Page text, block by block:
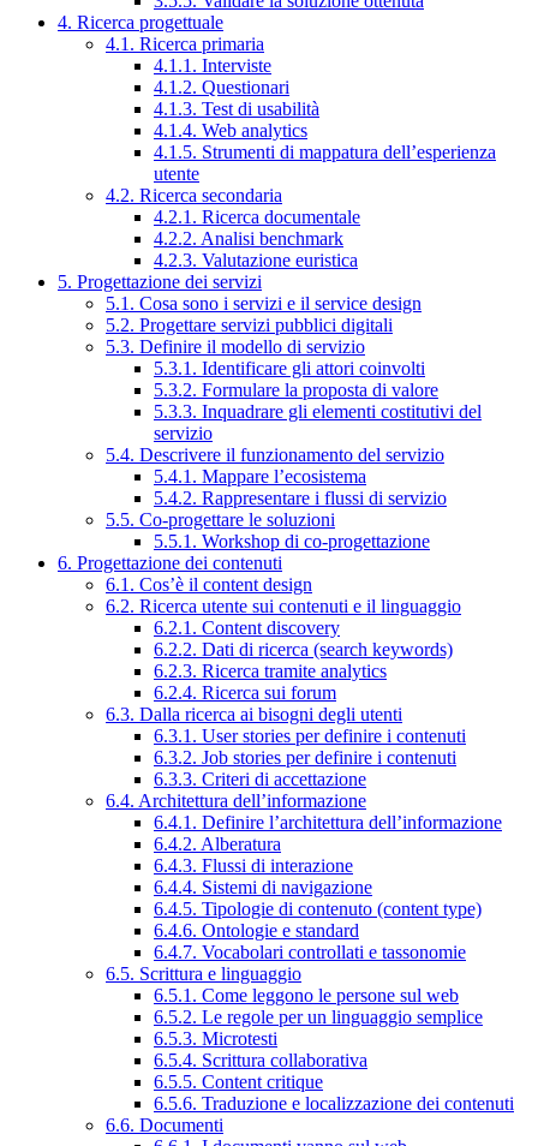
4. Ricerca progettuale
4.1. Ricerca primaria
4.1.1. Interviste
4.1.2. Questionari
4.1.3. Test di usabilità
4.1.4. Web analytics
4.1.5. Strumenti di mappatura dell’esperienza
utente
4.2. Ricerca secondaria
4.2.1. Ricerca documentale
4.2.2. Analisi benchmark
4.2.3. Valutazione euristica
5. Progettazione dei servizi
5.1. Cosa sono i servizi e il service design
5.2. Progettare servizi pubblici digitali
5.3. Definire il modello di servizio
5.3.1. Identificare gli attori coinvolti
5.3.2. Formulare la proposta di valore
5.3.3. Inquadrare gli elementi costitutivi del
servizio
5.4. Descrivere il funzionamento del servizio
5.4.1. Mappare l’ecosistema
5.4.2. Rappresentare i flussi di servizio
5.5. Co-progettare le soluzioni
5.5.1. Workshop di co-progettazione
6. Progettazione dei contenuti
6.1. Cos’è il content design
6.2. Ricerca utente sui contenuti e il linguaggio
6.2.1. Content discovery
6.2.2. Dati di ricerca (search keywords)
6.2.3. Ricerca tramite analytics
6.2.4. Ricerca sui forum
6.3. Dalla ricerca ai bisogni degli utenti
6.3.1. User stories per definire i contenuti
6.3.2. Job stories per definire i contenuti
6.3.3. Criteri di accettazione
6.4. Architettura dell’informazione
6.4.1. Definire l’architettura dell’informazione
6.4.2. Alberatura
6.4.3. Flussi di interazione
6.4.4. Sistemi di navigazione
6.4.5. Tipologie di contenuto (content type)
6.4.6. Ontologie e standard
6.4.7. Vocabolari controllati e tassonomie
6.5. Scrittura e linguaggio
6.5.1. Come leggono le persone sul web
6.5.2. Le regole per un linguaggio semplice
6.5.3. Microtesti
6.5.4. Scrittura collaborativa
6.5.5. Content critique
6.5.6. Traduzione e localizzazione dei contenuti
6.6. Documenti